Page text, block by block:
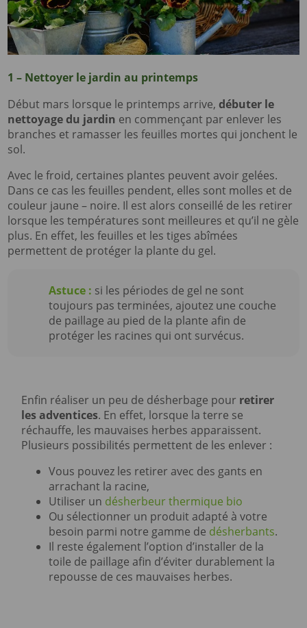
1 – Nettoyer le jardin au printemps
Début mars lorsque le printemps arrive,débuter le
nettoyage du jardin en commençant par enlever les
branches et ramasser les feuilles mortes qui jonchent le
sol.
Avec le froid, certaines plantes peuvent avoir gelées.
Dans ce cas les feuilles pendent, elles sont molles et de
couleur jaune – noire. Il est alors conseillé de les retirer
lorsque les températures sont meilleures et qu’il ne gèle
plus. En effet, les feuilles et les tiges abîmées
permettent de protéger la plante du gel.
Astuce : si les périodes de gel ne sont
toujours pas terminées, ajoutez une couche
de paillage au pied de la plante afin de
protéger les racines qui ont survécus.
Enfin réaliser un peu de désherbage pour retirer
les adventices. En effet, lorsque la terre se
réchauffe, les mauvaises herbes apparaissent.
Plusieurs possibilités permettent de les enlever :
Vous pouvez les retirer avec des gants en
arrachant la racine,
Utiliser un désherbeur thermique bio
Ou sélectionner un produit adapté à votre
besoin parmi notre gamme de désherbants.
Il reste également l’option d’installer de la
toile de paillage afin d’éviter durablement la
repousse de ces mauvaises herbes.